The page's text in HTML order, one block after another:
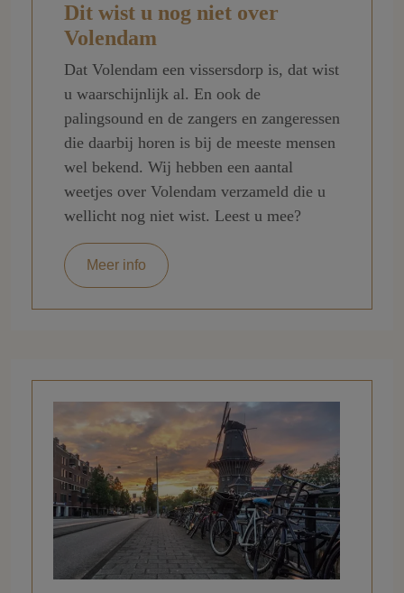
Dit wist u nog niet over
Volendam
Dat Volendam een vissersdorp is, dat wist
u waarschijnlijk al. En ook de
palingsound en de zangers en zangeressen
die daarbij horen is bij de meeste mensen
wel bekend. Wij hebben een aantal
weetjes over Volendam verzameld die u
wellicht nog niet wist. Leest u mee?
Meer info